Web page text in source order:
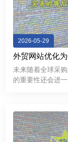
2026-05-29
外贸网站优化
取海外精准客户
未来随着全球采
的重要性还会进